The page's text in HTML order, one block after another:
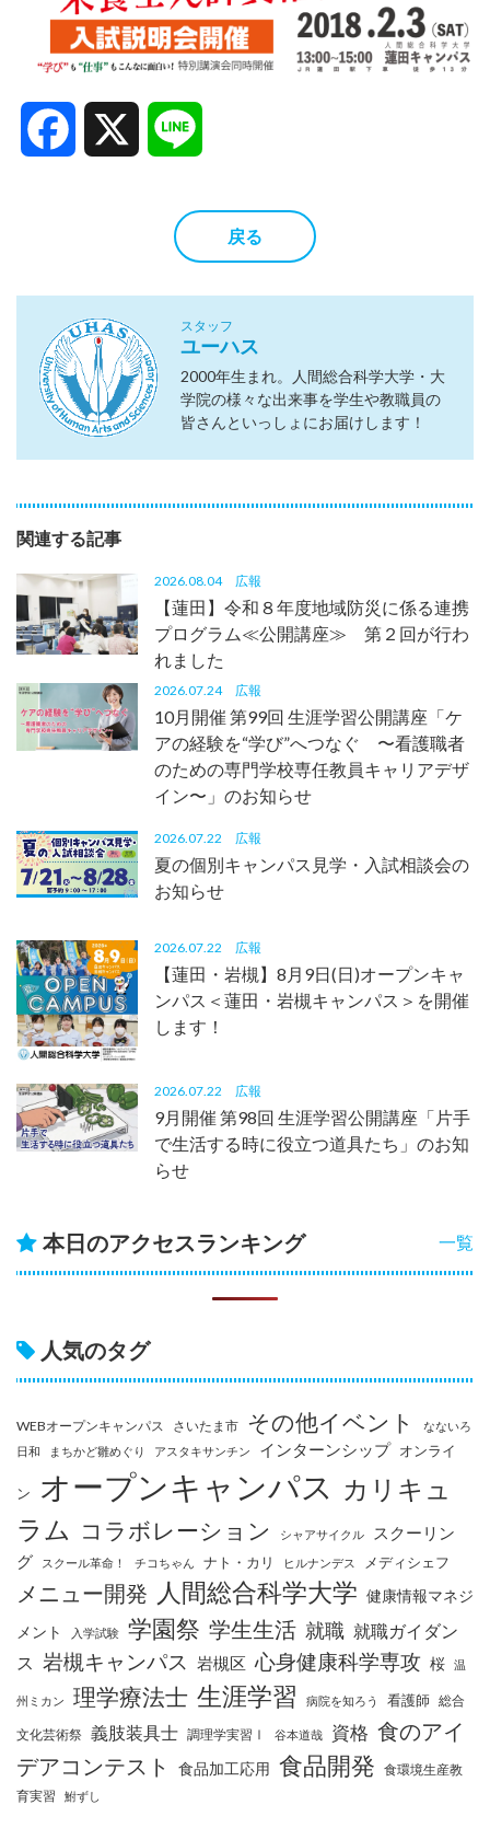
Facebook
戻る
スタッフ
ユーハス
2000年生まれ。人間総合科学大学・大
学院の様々な出来事を学生や教職員の
皆さんといっしょにお届けします！
関連する記事
2026.08.04 広報
【蓮田】令和８年度地域防災に係る連携
プログラム≪公開講座≫ 第２回が行わ
れました
2026.07.24 広報
10月開催 第99回 生涯学習公開講座「ケ
アの経験を“学び”へつなぐ 〜看護職者
のための専門学校専任教員キャリアデザ
イン〜」のお知らせ
2026.07.22 広報
夏の個別キャンパス見学・入試相談会の
お知らせ
2026.07.22 広報
【蓮田・岩槻】8月9日(日)オープンキャ
ンパス＜蓮田・岩槻キャンパス＞を開催
します！
2026.07.22 広報
9月開催 第98回 生涯学習公開講座「片手
で生活する時に役立つ道具たち」のお知
らせ
一覧
本日のアクセスランキング
人気のタグ
WEBオープンキャンパス さいたま市 その他イベント
なないろ
日和
まちかど雛めぐり アスタキサンチン インターンシップ オンライ
ン オープンキャンパス カリキュ
ラム コラボレーション シャアサイクル
スクーリン
グ
スクール革命！ チコちゃん ナト・カリ ヒルナンデス メディシェフ
メニュー開発 人間総合科学大学 健康情報マネジ
メント
入学試験 学園祭 学生生活 就職 就職ガイダン
ス 岩槻キャンパス 岩槻区 心身健康科学専攻 桜 温
州ミカン 理学療法士 生涯学習 病院を知ろう 看護師 総合
文化芸術祭 義肢装具士 調理学実習Ⅰ 谷本道哉 資格 食のアイ
デアコンテスト
食品加工応用 食品開発 食環境生産教
育実習
鮒ずし